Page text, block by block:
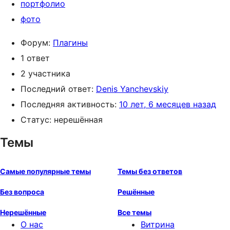
портфолио
фото
Форум: Плагины
1 ответ
2 участника
Последний ответ: Denis Yanchevskiy
Последняя активность: 10 лет, 6 месяцев назад
Статус: нерешённая
Темы
Самые популярные темы Темы без ответов
Без вопроса Решённые
Нерешённые Все темы
О нас
Витрина